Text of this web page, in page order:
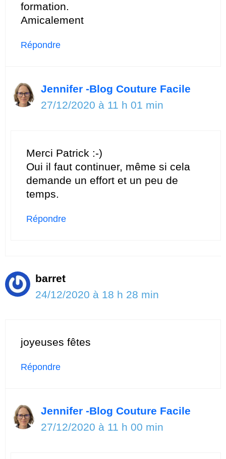
formation.
Amicalement
Répondre
Jennifer -Blog Couture Facile
27/12/2020 à 11 h 01 min
Merci Patrick :-)
Oui il faut continuer, même si cela
demande un effort et un peu de
temps.
Répondre
barret
24/12/2020 à 18 h 28 min
joyeuses fêtes
Répondre
Jennifer -Blog Couture Facile
27/12/2020 à 11 h 00 min